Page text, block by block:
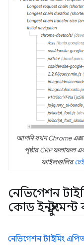
আপনি যখন Chrome
পৃষ্ঠার CRP ফলাফল
ফাইলগুলির
নেভিগেশন
কোড
নেভিগেশন টাইমিং